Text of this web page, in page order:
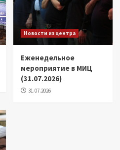
Новости из центра
Еженедельное
мероприятие в МИЦ
(31.07.2026)
31.07.2026